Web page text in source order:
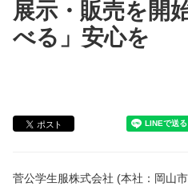
展示・販売を開
べる」安心を
菅公学生服株式会社 (本社：岡山